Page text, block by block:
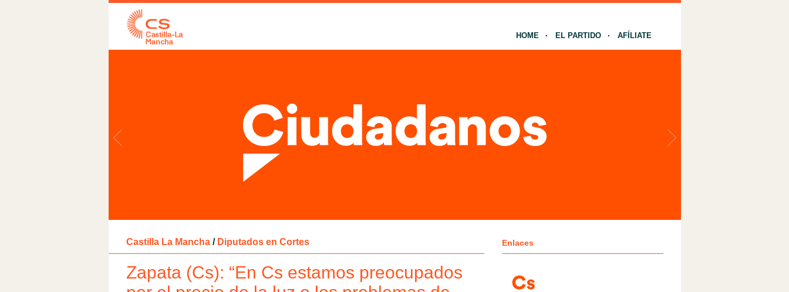
HOME EL PARTIDO AFÍLIATE
Castilla La Mancha / Diputados en Cortes
Zapata (Cs): “En Cs estamos preocupados
Enlaces